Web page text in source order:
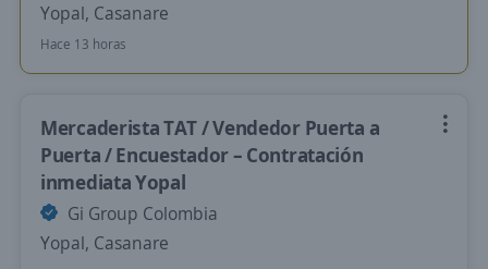
Yopal, Casanare
Hace 13 horas
Mercaderista TAT / Vendedor Puerta a
Puerta / Encuestador – Contratación
inmediata Yopal
Gi Group Colombia
Yopal, Casanare